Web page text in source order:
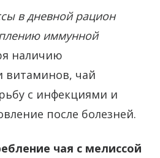
в дневной рацион
иммунной
наличию
витаминов, чай
с инфекциями и
после болезней.
чая с мелиссой